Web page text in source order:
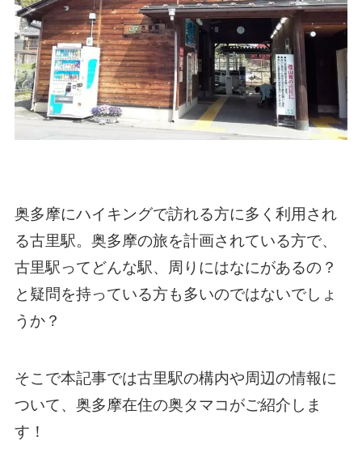
奥多摩にハイキングで訪れる方に多く利用され
る古里駅。奥多摩の旅を計画されている方で、
古里駅ってどんな駅、周りにはなにがあるの？
と疑問を持っている方も多いのではないでしょ
うか？
そこで本記事では古里駅の構内や周辺の情報に
ついて、奥多摩在住の奥タマコがご紹介しま
す！